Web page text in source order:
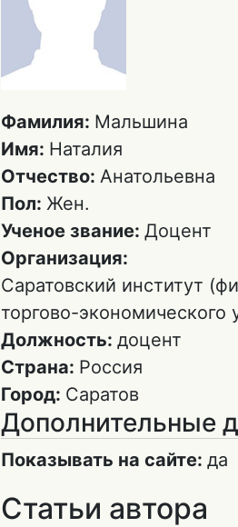
Фамилия: Мальшина
Имя: Наталия
Отчество: Анатольевна
Пол: Жен.
Ученое звание: Доцент
Организация:
Саратовский институт
торгово-экономического
Должность: доцент
Страна: Россия
Город: Саратов
Дополнительные
Показывать на сайте: да
Статьи автора